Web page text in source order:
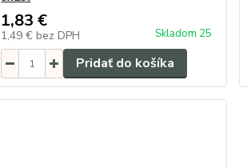
1,83 €
1,49 € bez DPH Skladom 25
Pridať do košíka